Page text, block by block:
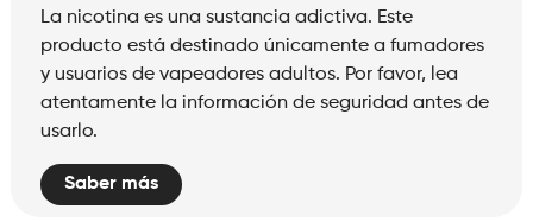
La nicotina es una sustancia adictiva. Este
producto está destinado únicamente a fumadores
y usuarios de vapeadores adultos. Por favor, lea
atentamente la información de seguridad antes de
usarlo.
Saber más